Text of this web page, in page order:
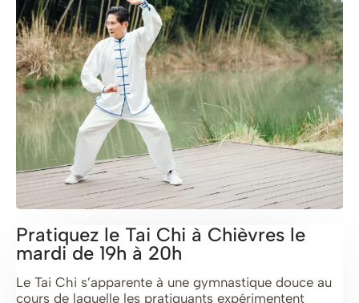
Pratiquez le Tai Chi à Chièvres le
mardi de 19h à 20h
Le Tai Chi s’apparente à une gymnastique douce au
cours de laquelle les pratiquants expérimentent